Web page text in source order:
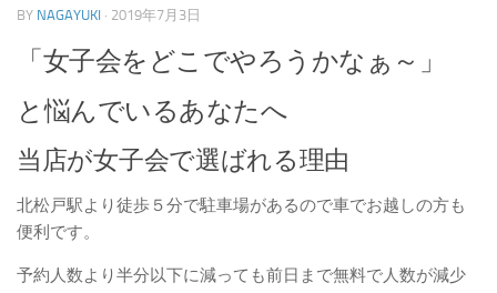
BY NAGAYUKI · 2019年7月3日
「女子会をどこでやろうかなぁ～」
と悩んでいるあなたへ
当店が女子会で選ばれる理由
北松戸駅より徒歩５分で駐車場があるので車でお越しの方も
便利です。
予約人数より半分以下に減っても前日まで無料で人数が減少